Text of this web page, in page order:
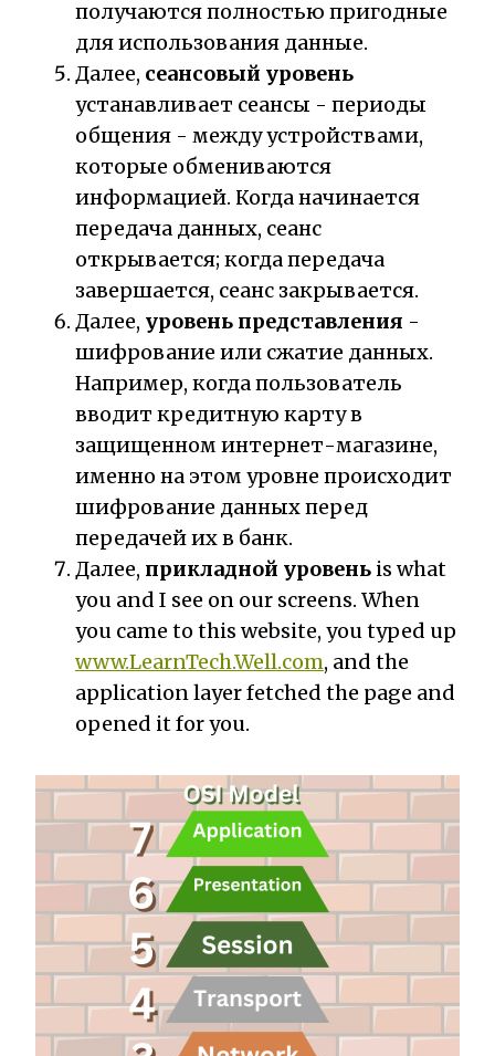
получаются полностью пригодные
для использования данные.
Далее, сеансовый уровень
устанавливает сеансы - периоды
общения - между устройствами,
которые обмениваются
информацией. Когда начинается
передача данных, сеанс
открывается; когда передача
завершается, сеанс закрывается.
Далее, уровень представления -
шифрование или сжатие данных.
Например, когда пользователь
вводит кредитную карту в
защищенном интернет-магазине,
именно на этом уровне происходит
шифрование данных перед
передачей их в банк.
Далее, прикладной уровень is what
you and I see on our screens. When
you came to this website, you typed up
www.LearnTech.Well.com, and the
application layer fetched the page and
opened it for you.